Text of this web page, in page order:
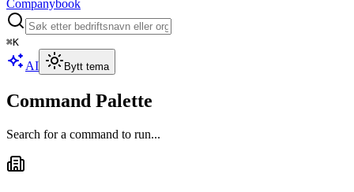
Companybook
⌘K
AI Bytt tema
Command Palette
Search for a command to run...